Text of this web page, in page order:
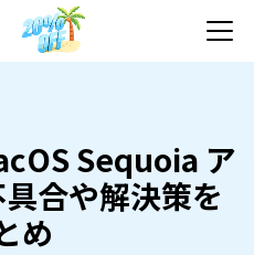
Sequoia ア
合や解決策を
め